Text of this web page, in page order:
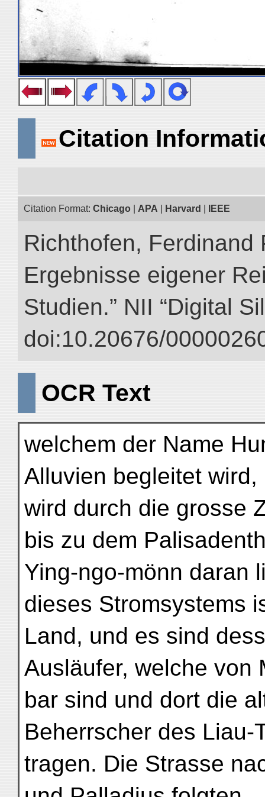
Citation
Citation Format: Chicago APA Harvard IEEE
Richthofen, Ferdinand
Ergebnisse eigener
Studien.” NII “Digital
doi:10.20676/
OCR Text
welchem der Name
Alluvien begleitet wird,
wird durch die grosse
bis zu dem
Ying-ngo-mönn daran
dieses Stromsystems
Land, und es sind
Ausläufer, welche von
bar sind und dort die
Beherrscher des Liau-
tragen. Die Strasse